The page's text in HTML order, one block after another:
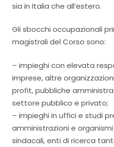
sia in Italia che all’estero.
Gli sbocchi occupazionali
magistrali del Corso sono:
– impieghi con elevata
imprese, altre
profit, pubbliche
settore pubblico e privato;
– impieghi in uffici e studi
amministrazioni e
sindacali, enti di ricerca